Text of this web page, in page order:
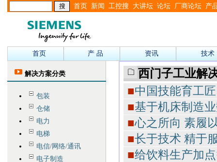
首页 新闻 工控搜 大讲坛 论坛 厂商论坛 产
首页 产 品 资讯 技术
解决方案分类
包装
仓储
电力
电梯
电信/网络/通讯
电子制造
西门子工业解
■中国技能育工
■基于机床制造
■心之所向 素履
■长于技术 精于
■给饮料生产加